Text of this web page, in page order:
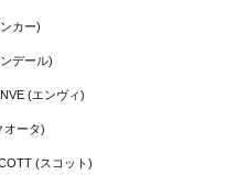
カー)
デール)
(エンヴィ)
オータ)
(スコット)